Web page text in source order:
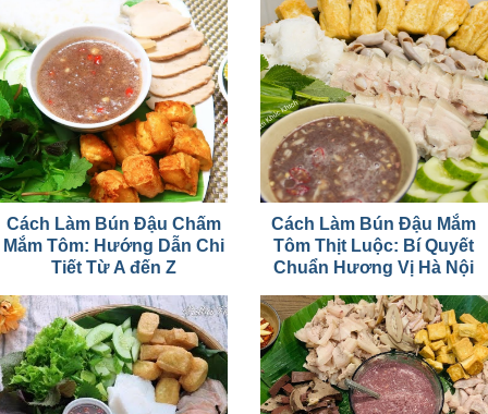
Cách Làm Bún Đậu Chấm
Mắm Tôm: Hướng Dẫn Chi
Tiết Từ A đến Z
Cách Làm Bún Đậu Mắm
Tôm Thịt Luộc: Bí Quyết
Chuẩn Hương Vị Hà Nội